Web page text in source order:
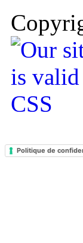
Politique de